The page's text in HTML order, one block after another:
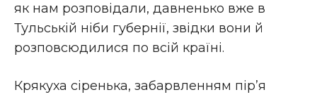
як нам розповiдали, давненько вже в
Тульськiй нiби губернiї, звiдки вони й
розповсюдилися по всiй країнi.
Крякуха сiренька, забарвленням пiр’я